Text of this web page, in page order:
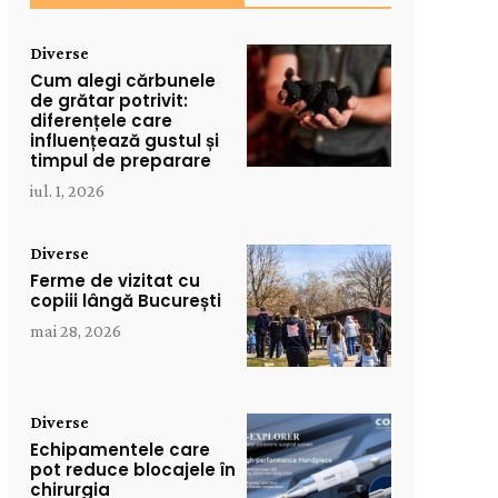
Diverse
Cum alegi cărbunele
de grătar potrivit:
diferențele care
influențează gustul și
timpul de preparare
iul. 1, 2026
Diverse
Ferme de vizitat cu
copiii lângă București
mai 28, 2026
Diverse
Echipamentele care
pot reduce blocajele în
chirurgia